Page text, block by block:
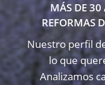
MÁS DE 30
REFORMAS
Nuestro perfil
lo que
Analizamos